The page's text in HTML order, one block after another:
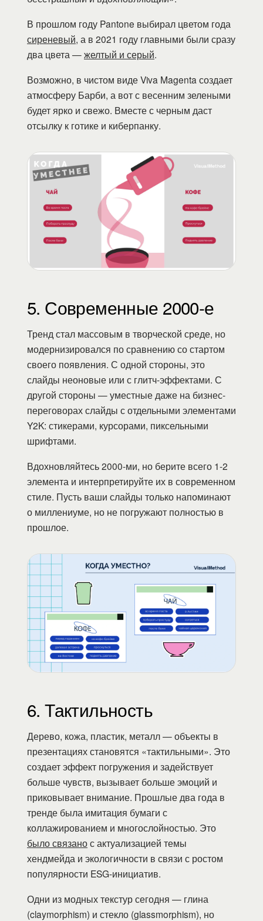
В прошлом году Pantone выбирал цветом года
сиреневый, а в 2021 году главными были сразу
два цвета —желтый и серый.
Возможно, в чистом виде Viva Magenta создает
атмосферу Барби, а вот с весенним зелеными
будет ярко и свежо. Вместе с черным даст
отсылку к готике и киберпанку.
5. Современные 2000-е
Тренд стал массовым в творческой среде, но
модернизировался по сравнению со стартом
своего появления. С одной стороны, это
слайды неоновые или с глитч-эффектами. С
другой стороны — уместные даже на бизнес-
переговорах слайды с отдельными элементами
Y2K: стикерами, курсорами, пиксельными
шрифтами.
Вдохновляйтесь 2000-ми, но берите всего 1-2
элемента и интерпретируйте их в современном
стиле. Пусть ваши слайды только напоминают
о миллениуме, но не погружают полностью в
прошлое.
6. Тактильность
Дерево, кожа, пластик, металл — объекты в
презентациях становятся «тактильными». Это
создает эффект погружения и задействует
больше чувств, вызывает больше эмоций и
приковывает внимание. Прошлые два года в
тренде была имитация бумаги с
коллажированием и многослойностью. Это
было связанос актуализацией темы
хендмейда и экологичности в связи с ростом
популярности ESG-инициатив.
Одни из модных текстур сегодня — глина
(claymorphism) и стекло (glassmorphism), но